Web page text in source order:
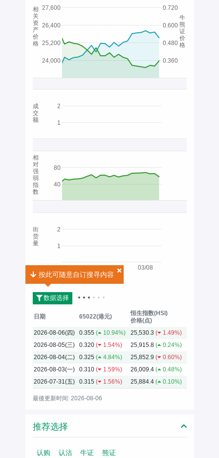
03/08
24,000
26,400
25,200
27,600
0.480
0.720
0.360
0.600
1
2
40
80
1
2
2026
相
关
资
产
价
格
牛
熊
证
价
格
成
交
额
相
对
强
弱
指
数
街
货
量
数据选择
按此可随意自订搜寻内容
按此可随意自订搜寻内容
日期 65022(港元)
恒生指数(HSI)
价格(点)
2026-08-06(四)
0.355 ( 10.94%) 25,530.3 (
1.49%)
2026-08-05(三)
0.320 ( 1.54%) 25,915.8 (
0.24%)
2026-08-04(二)
0.325 ( 4.84%) 25,852.9 (
0.60%)
2026-08-03(一)
0.310 ( 1.59%) 26,009.4 (
0.48%)
2026-07-31(五)
0.315 ( 1.56%) 25,884.4 ( 0.10%)
最後更新时间: 2026-08-06
推荐选择
认购 认沽 牛证 熊证